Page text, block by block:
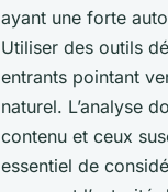
ayant une forte
Utiliser des outils
entrants pointant
naturel. L’analyse
contenu et ceux
essentiel de